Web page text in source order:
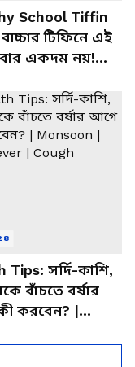
School Tiffin
টিফিনে এই
একদম নয়!
Tips: সর্দি-কাশি,
বাঁচতে বর্ষার
করবেন? |